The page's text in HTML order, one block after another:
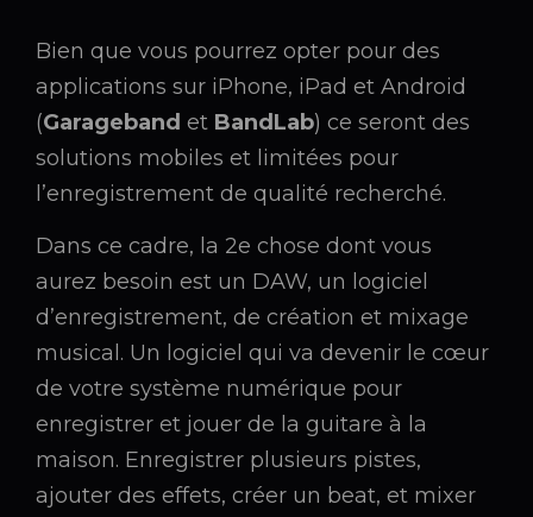
Bien que vous pourrez opter pour des
applications sur iPhone, iPad et Android
(Garageband et BandLab) ce seront des
solutions mobiles et limitées pour
l’enregistrement de qualité recherché.
Dans ce cadre, la 2e chose dont vous
aurez besoin est un DAW, un logiciel
d’enregistrement, de création et mixage
musical. Un logiciel qui va devenir le cœur
de votre système numérique pour
enregistrer et jouer de la guitare à la
maison. Enregistrer plusieurs pistes,
ajouter des effets, créer un beat, et mixer